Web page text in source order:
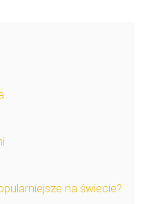
na świecie?